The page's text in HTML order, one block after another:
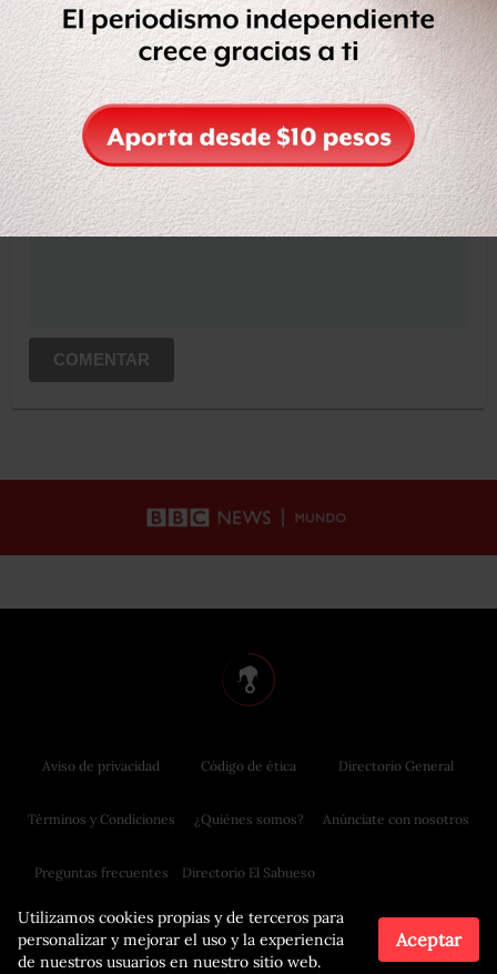
OCULTAR COMENTARIOS
Iniciar sesión Registrate
Suscribete para comentar...
COMENTAR
Utilizamos cookies propias y de terceros para
personalizar y mejorar el uso y la experiencia
de nuestros usuarios en nuestro sitio web.
Aceptar
Aviso de privacidad
Términos y Condiciones
Preguntas frecuentes
Código de ética
¿Quiénes somos?
Directorio El Sabueso
Directorio General
Anúnciate con nosotros